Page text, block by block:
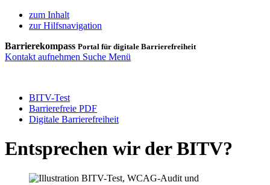
zum Inhalt
zur Hilfsnavigation
Barrierekompass Portal für digitale Barrierefreiheit
Kontakt aufnehmen Suche Menü
BITV-Test
Barrierefreie PDF
Digitale Barrierefreiheit
Entsprechen wir der BITV?